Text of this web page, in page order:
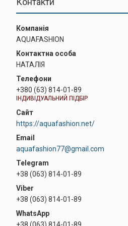
AQUAFASHION
НАТАЛІЯ
+380 (63) 814-01-89
ІНДИВІДУАЛЬНИЙ ПІДБІР
https://aquafashion.net/
aquafashion77@gmail.com
+38 (063) 814-01-89
+38 (063) 814-01-89
+38 (063) 814-01-89